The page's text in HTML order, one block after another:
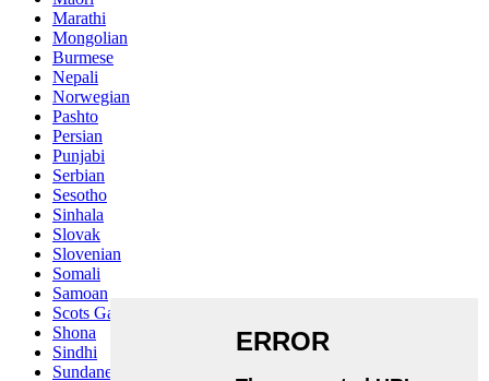
Marathi
Mongolian
Burmese
Nepali
Norwegian
Pashto
Persian
Punjabi
Serbian
Sesotho
Sinhala
Slovak
Slovenian
Somali
Samoan
Scots Gaelic
Shona
Sindhi
Sundanese